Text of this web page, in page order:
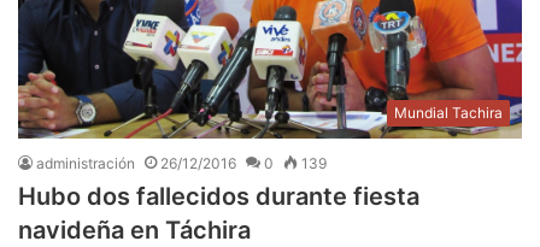
Mundial Tachira
administración 26/12/2016 0 139
Hubo dos fallecidos durante fiesta
navideña en Táchira